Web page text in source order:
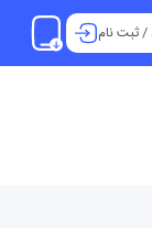
/ثبت نام